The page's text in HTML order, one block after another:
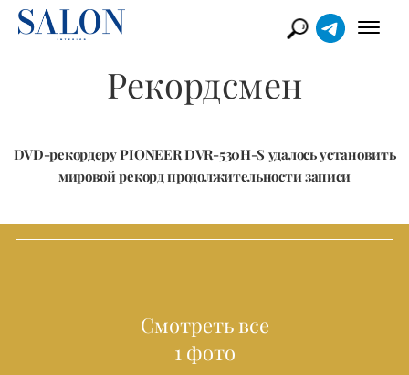
Рекордсмен
DVD-рекордеру PIONEER DVR-530H-S удалось установить
мировой рекорд продолжительности записи
Смотреть все
1 фото